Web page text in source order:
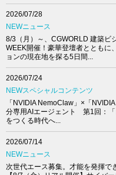
2026/07/28
NEWニュース
8/3（月）～、CGWORLD 建築ビ
WEEK開催！豪華登壇者とともに
ョンの現在地を探る5日間...
2026/07/24
NEWスペシャルコンテンツ
「NVIDIA NemoClaw」×「
分専用AIエージェント 第1回：「
をつくる時代へ...
2026/07/14
NEWニュース
次世代エース募集。才能を発揮で